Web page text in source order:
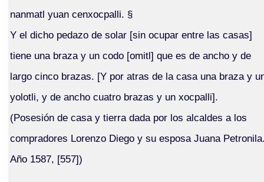
nanmatl yuan cenxocpalli. §
Y el dicho pedazo de solar [sin ocupar entre las casas]
tiene una braza y un codo [omitl] que es de ancho y de
largo cinco brazas. [Y por atras de la casa una braza y
yolotli, y de ancho cuatro brazas y un xocpalli].
(Posesión de casa y tierra dada por los alcaldes a los
compradores Lorenzo Diego y su esposa Juana
Año 1587, [557])